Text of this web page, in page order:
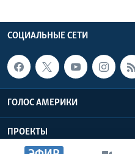
СОЦИАЛЬНЫЕ СЕТИ
ГОЛОС АМЕРИКИ
ПРОЕКТЫ